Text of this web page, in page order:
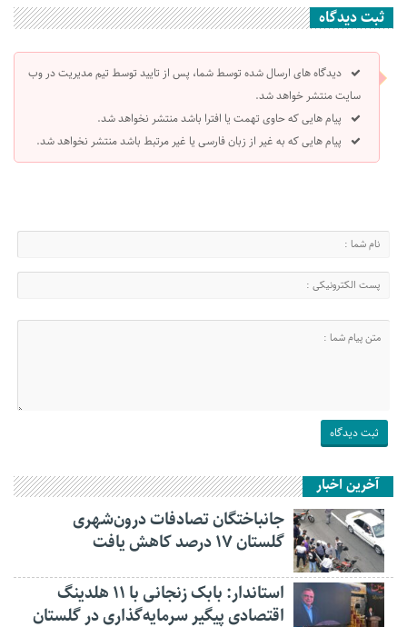
ثبت دیدگاه
دیدگاه های ارسال شده توسط شما، پس از تایید توسط تیم مدیریت در وب
سایت منتشر خواهد شد.
پیام هایی که حاوی تهمت یا افترا باشد منتشر نخواهد شد.
پیام هایی که به غیر از زبان فارسی یا غیر مرتبط باشد منتشر نخواهد شد.
آخرین اخبار
جانباختگان تصادفات درون‌شهری
گلستان ۱۷ درصد کاهش یافت
استاندار: بابک زنجانی با ۱۱ هلدینگ
اقتصادی پیگیر سرمایه‌گذاری در گلستان